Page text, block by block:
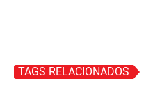
TAGS RELACIONADOS